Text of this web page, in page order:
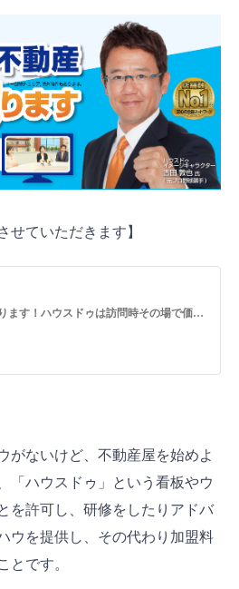
せていただきます】
あなたの家・不動産買い取ります！ハウスドゥは訪問時その場で価格提示!!
がないけど、不動産屋を始めよ
「ハウスドゥ」という看板やウ
を許可し、研修をしたりアドバ
ウを提供し、その代わり加盟料
とです。